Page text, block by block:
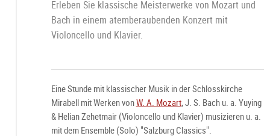
Erleben Sie klassische Meisterwerke von Mozart und
Bach in einem atemberaubenden Konzert mit
Violoncello und Klavier.
Eine Stunde mit klassischer Musik in der Schlosskirche
Mirabell mit Werken vonW. A. Mozart, J. S. Bach u. a. Yuying
& Helian Zehetmair (Violoncello und Klavier) musizieren u. a.
mit dem Ensemble (Solo) "Salzburg Classics".